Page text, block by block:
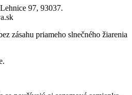
97, 93037.
zásahu priameho slnečného žiarenia